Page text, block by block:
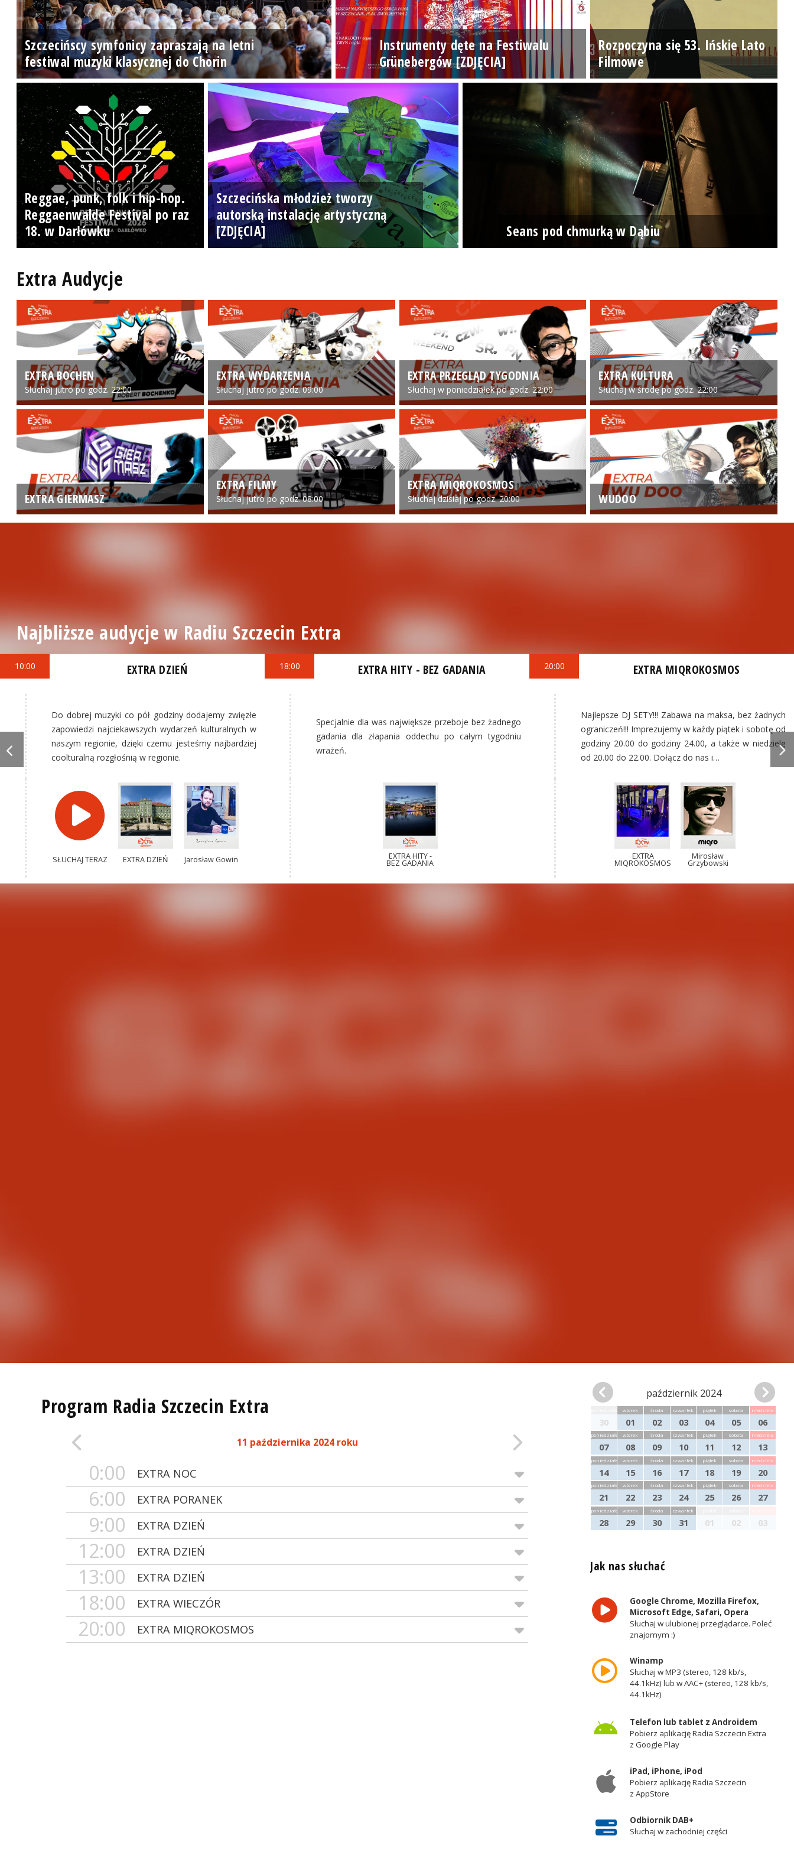
Szczecińscy symfonicy zapraszają na letni
festiwal muzyki klasycznej do Chorin
Instrumenty dęte na Festiwalu
Grünebergów [ZDJĘCIA]
Rozpoczyna się 53. Ińskie Lato
Filmowe
Reggae, punk, folk i hip-hop.
Reggaenwalde Festival po raz
18. w Darłówku
Szczecińska młodzież tworzy
autorską instalację artystyczną
[ZDJĘCIA]
Seans pod chmurką w Dąbiu
Extra Audycje
EXTRA BOCHEN
Słuchaj jutro po godz. 22:00
EXTRA WYDARZENIA
Słuchaj jutro po godz. 09:00
EXTRA PRZEGLĄD TYGODNIA
Słuchaj w poniedziałek po godz. 22:00
EXTRA KULTURA
Słuchaj w środę po godz. 22:00
EXTRA GIERMASZ
EXTRA FILMY
Słuchaj jutro po godz. 08:00
EXTRA MIQROKOSMOS
Słuchaj dzisiaj po godz. 20:00 WUDOO
Najbliższe audycje w Radiu Szczecin Extra
10:00 EXTRA DZIEŃ
Do dobrej muzyki co pół godziny dodajemy zwięzłe
zapowiedzi najciekawszych wydarzeń kulturalnych w
naszym regionie, dzięki czemu jesteśmy najbardziej
coolturalną rozgłośnią w regionie.
SŁUCHAJ TERAZ EXTRA DZIEŃ Jarosław Gowin
18:00 EXTRA HITY - BEZ GADANIA
Specjalnie dla was największe przeboje bez żadnego
gadania dla złapania oddechu po całym tygodniu
wrażeń.
EXTRA HITY -
BEZ GADANIA
20:00 EXTRA MIQROKOSMOS
Najlepsze DJ SETY!!! Zabawa na maksa, bez żadnych
ograniczeń!!! Imprezujemy w każdy piątek i sobotę od
godziny 20.00 do godziny 24.00, a także w niedzielę
od 20.00 do 22.00. Dołącz do nas i…
EXTRA
MIQROKOSMOS
Mirosław
Grzybowski
Program Radia Szczecin Extra
11 października 2024 roku
0:00 EXTRA NOC
6:00 EXTRA PORANEK
9:00 EXTRA DZIEŃ
12:00 EXTRA DZIEŃ
13:00 EXTRA DZIEŃ
18:00 EXTRA WIECZÓR
20:00 EXTRA MIQROKOSMOS
październik 2024
30
wtorek
01
środa
02
czwartek
03
piątek
04
sobota
05
niedziela
06
poniedziałek
07
wtorek
08
środa
09
czwartek
10
piątek
11
sobota
12
niedziela
13
poniedziałek
14
wtorek
15
środa
16
czwartek
17
piątek
18
sobota
19
niedziela
20
poniedziałek
21
wtorek
22
środa
23
czwartek
24
piątek
25
sobota
26
niedziela
27
poniedziałek
28
wtorek
29
środa
30
czwartek
31 01 02 03
Jak nas słuchać
Google Chrome, Mozilla Firefox,
Microsoft Edge, Safari, Opera
Słuchaj w ulubionej przeglądarce. Poleć
znajomym :)
Winamp
Słuchaj w MP3 (stereo, 128 kb/s,
44.1kHz) lub w AAC+ (stereo, 128 kb/s,
44.1kHz)
Telefon lub tablet z Androidem
Pobierz aplikację Radia Szczecin Extra
z Google Play
iPad, iPhone, iPod
Pobierz aplikację Radia Szczecin
z AppStore
Odbiornik DAB+
Słuchaj w zachodniej części